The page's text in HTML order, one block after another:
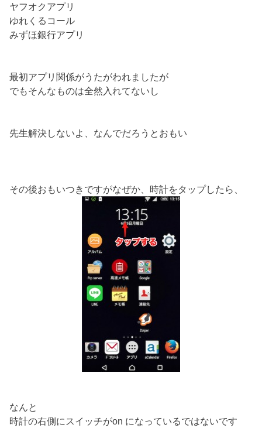
ヤフオクアプリ
ゆれくるコール
みずほ銀行アプリ
最初アプリ関係がうたがわれましたが
でもそんなものは全然入れてないし
先生解決しないよ、なんでだろうとおもい
その後おもいつきですがなぜか、時計をタップしたら、
なんと
時計の右側にスイッチがon になっているではないです